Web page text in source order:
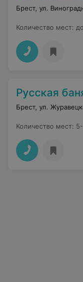
Брест, ул.
Количество мест:
Русская
Брест, ул.
Количество мест: